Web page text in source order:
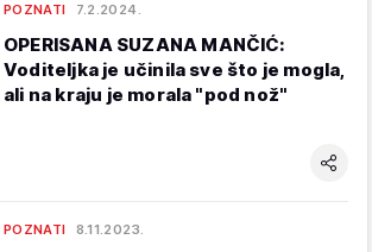
POZNATI 7.2.2024.
OPERISANA SUZANA MANČIĆ:
Voditeljka je učinila sve što je mogla,
ali na kraju je morala "pod nož"
POZNATI 8.11.2023.